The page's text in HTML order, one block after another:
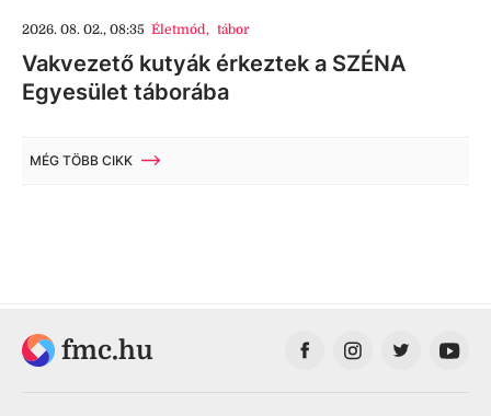
2026. 08. 02., 08:35 Életmód, tábor
Vakvezető kutyák érkeztek a SZÉNA
Egyesület táborába
MÉG TÖBB CIKK
fmc.hu